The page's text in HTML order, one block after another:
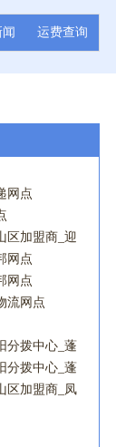
运费查询
网点
区加盟商_迎
网点
网点
流网点
分拨中心_蓬
网点
分拨中心_蓬
急送网点
区加盟商_凤